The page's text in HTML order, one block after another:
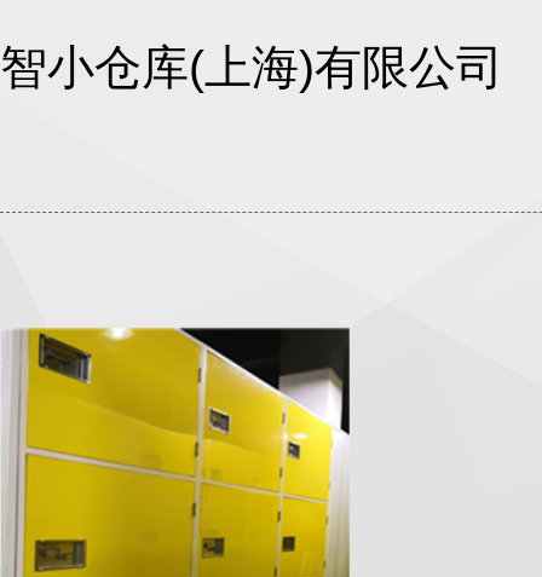
智小仓库(上海)有限公司